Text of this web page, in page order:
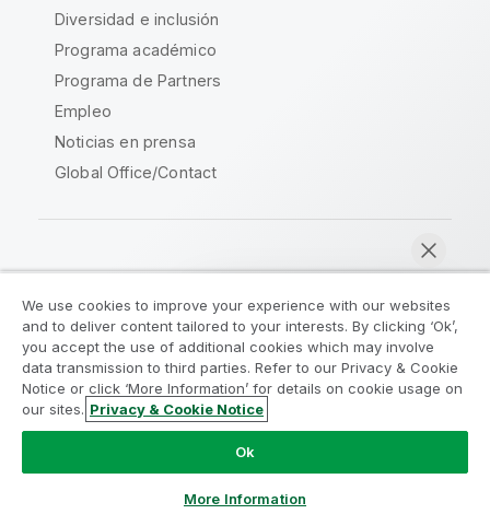
Diversidad e inclusión
Programa académico
Programa de Partners
Empleo
Noticias en prensa
Global Office/Contact
Acuerdos legales
Condiciones del producto
Legal Policies
Política legal
Condiciones de uso
Marcas comerciales
Do Not Share My Info
Copyright © 1993-2026 QlikTech International AB.
We use cookies to improve your experience with our websites
and to deliver content tailored to your interests. By clicking ‘Ok’,
you accept the use of additional cookies which may involve
data transmission to third parties. Refer to our Privacy & Cookie
Notice or click ‘More Information’ for details on cookie usage on
our sites. Privacy & Cookie Notice
Ok
More Information